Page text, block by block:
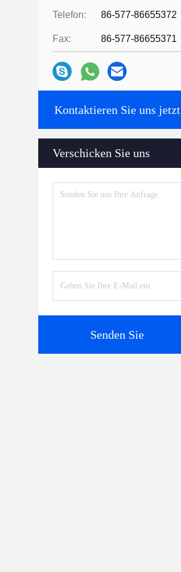
Telefon: 86-577-86655372
Fax: 86-577-86655371
Kontaktieren Sie uns jetzt
Verschicken Sie uns
Senden Sie